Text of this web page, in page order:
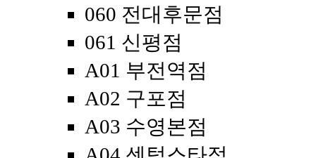
060 전대후문점
061 신평점
A01 부전역점
A02 구포점
A03 수영본점